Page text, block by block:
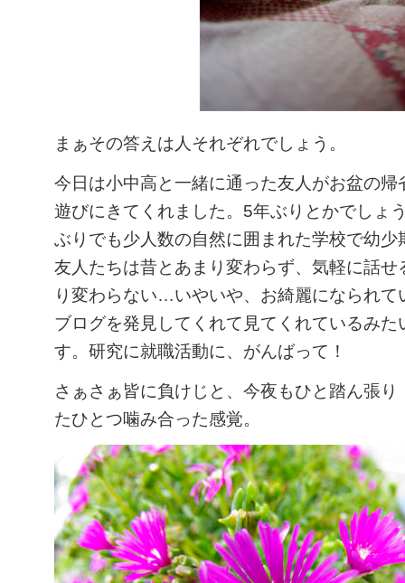
まぁその答えは人それぞれでしょう。
今日は小中高と一緒に通った友人がお盆の帰
遊びにきてくれました。5年ぶりとかでしょ
ぶりでも少人数の自然に囲まれた学校で幼少
友人たちは昔とあまり変わらず、気軽に話せ
り変わらない…いやいや、お綺麗になられて
ブログを発見してくれて見てくれているみた
す。研究に就職活動に、がんばって！
さぁさぁ皆に負けじと、今夜もひと踏ん張
たひとつ噛み合った感覚。